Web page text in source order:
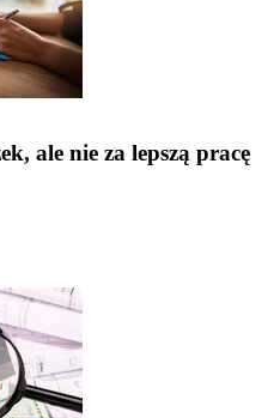
ale nie za lepszą pracę